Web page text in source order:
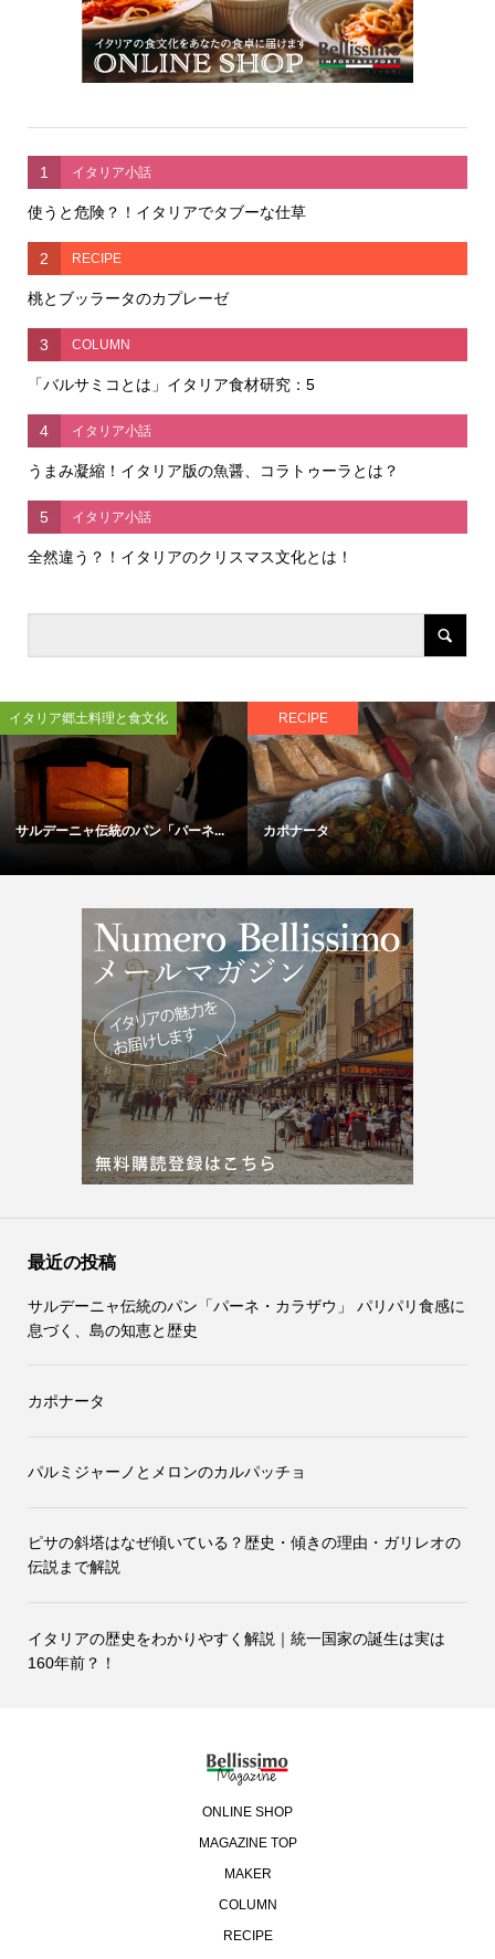
1 イタリア小話
使うと危険？！イタリアでタブーな仕草
2 RECIPE
桃とブッラータのカプレーゼ
3 COLUMN
「バルサミコとは」イタリア食材研究：5
4 イタリア小話
うまみ凝縮！イタリア版の魚醤、コラトゥーラとは？
5 イタリア小話
全然違う？！イタリアのクリスマス文化とは！
イタリア郷土料理と食文化
サルデーニャ伝統のパン「パーネ...
RECIPE
カポナータ
最近の投稿
サルデーニャ伝統のパン「パーネ・カラザウ」 パリパリ食感に
息づく、島の知恵と歴史
カポナータ
パルミジャーノとメロンのカルパッチョ
ピサの斜塔はなぜ傾いている？歴史・傾きの理由・ガリレオの
伝説まで解説
イタリアの歴史をわかりやすく解説｜統一国家の誕生は実は
160年前？！
ONLINE SHOP
MAGAZINE TOP
MAKER
COLUMN
RECIPE